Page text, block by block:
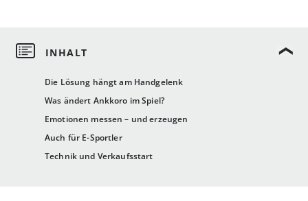
Die Lösung hängt am Handgelenk
Was ändert Ankkoro im Spiel?
Emotionen messen – und erzeugen
Auch für E-Sportler
Technik und Verkaufsstart